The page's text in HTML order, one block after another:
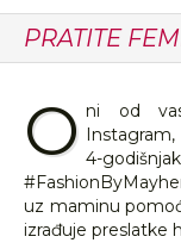
PRATITE
O ni od
4-
uz maminu
izrađuje preslatke